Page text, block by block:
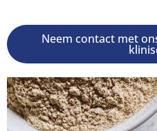
Neem contact met